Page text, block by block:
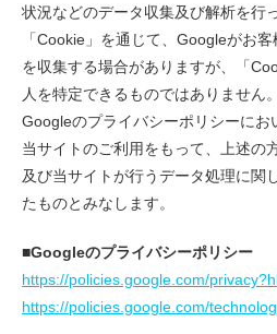
状況などのデータ収集及び解析を行
「Cookie」を通じて、Googleがお
を収集する場合がありますが、「
人を特定できるものではありません
Googleのプライバシーポリシーにお
当サイトのご利用をもって、上述の
及び当サイトが行うデータ処理に関
たものとみなします。
■Googleのプライバシーポリシー
https://policies.google.com/
https://policies.google.com/